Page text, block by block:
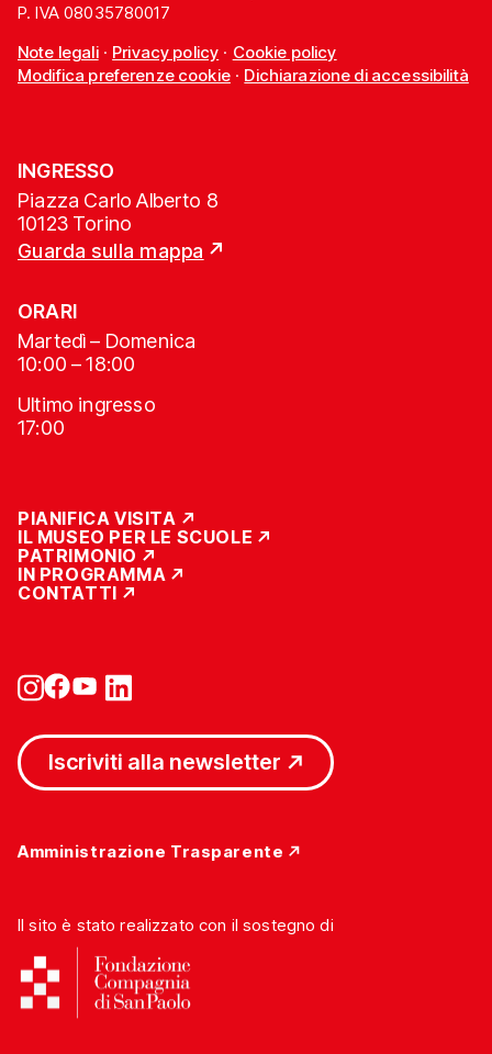
P. IVA 08035780017
Note legali· Privacy policy · Cookie policy
Modifica preferenze cookie· Dichiarazione di accessibilità
INGRESSO
Piazza Carlo Alberto 8
10123 Torino
Guarda sulla mappa
ORARI
Martedì – Domenica
10:00 – 18:00
Ultimo ingresso
17:00
PIANIFICA VISITA
IL MUSEO PER LE SCUOLE
PATRIMONIO
IN PROGRAMMA
CONTATTI
Iscriviti alla newsletter
Amministrazione Trasparente
Il sito è stato realizzato con il sostegno di